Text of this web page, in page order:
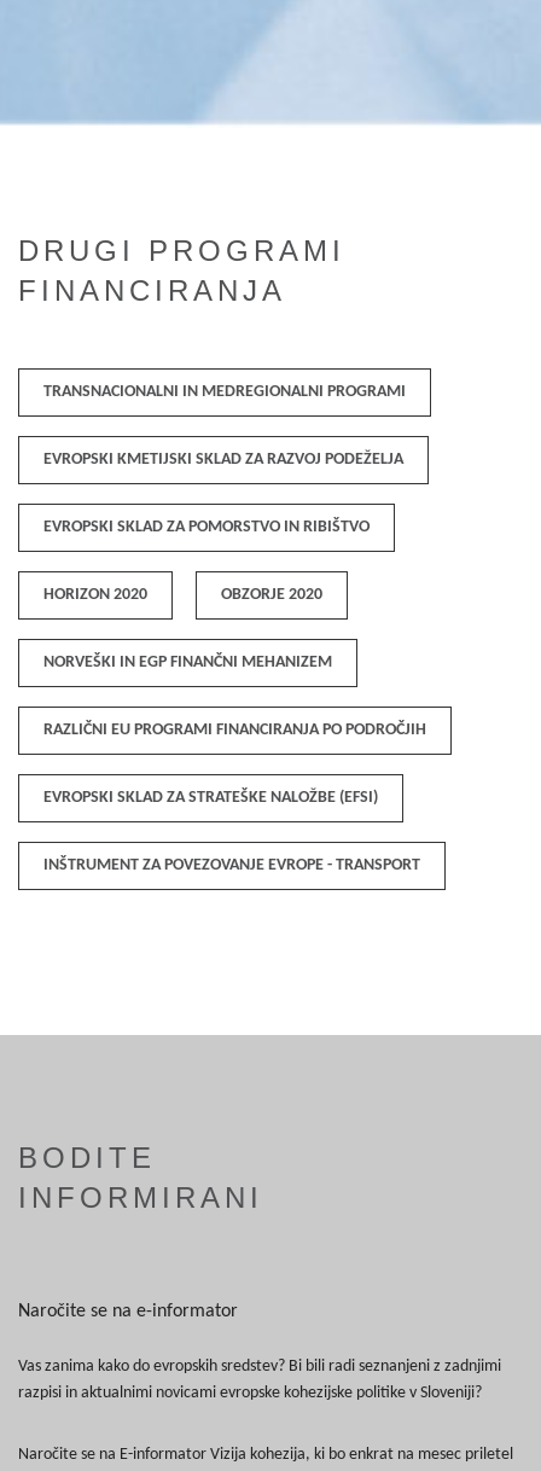
DRUGI PROGRAMI
FINANCIRANJA
TRANSNACIONALNI IN MEDREGIONALNI PROGRAMI
EVROPSKI KMETIJSKI SKLAD ZA RAZVOJ PODEŽELJA
EVROPSKI SKLAD ZA POMORSTVO IN RIBIŠTVO
HORIZON 2020 OBZORJE 2020
NORVEŠKI IN EGP FINANČNI MEHANIZEM
RAZLIČNI EU PROGRAMI FINANCIRANJA PO PODROČJIH
EVROPSKI SKLAD ZA STRATEŠKE NALOŽBE (EFSI)
INŠTRUMENT ZA POVEZOVANJE EVROPE - TRANSPORT
BODITE
INFORMIRANI
Naročite se na e-informator
Vas zanima kako do evropskih sredstev? Bi bili radi seznanjeni z zadnjimi
razpisi in aktualnimi novicami evropske kohezijske politike v Sloveniji?
Naročite se na E-informator Vizija kohezija, ki bo enkrat na mesec priletel